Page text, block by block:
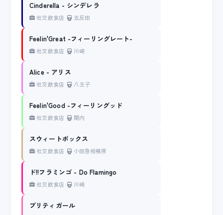
Cinderella - シンデレラ
社交飲食店 五反田
Feelin'Great -フィーリングレート-
社交飲食店 川崎
Alice - アリス
社交飲食店 八王子
Feelin'Good -フィーリングッド
社交飲食店 関内
スウィートボックス
社交飲食店 小田急相模原
ド!!フラミンゴ - Do Flamingo
社交飲食店 川崎
プリティガール